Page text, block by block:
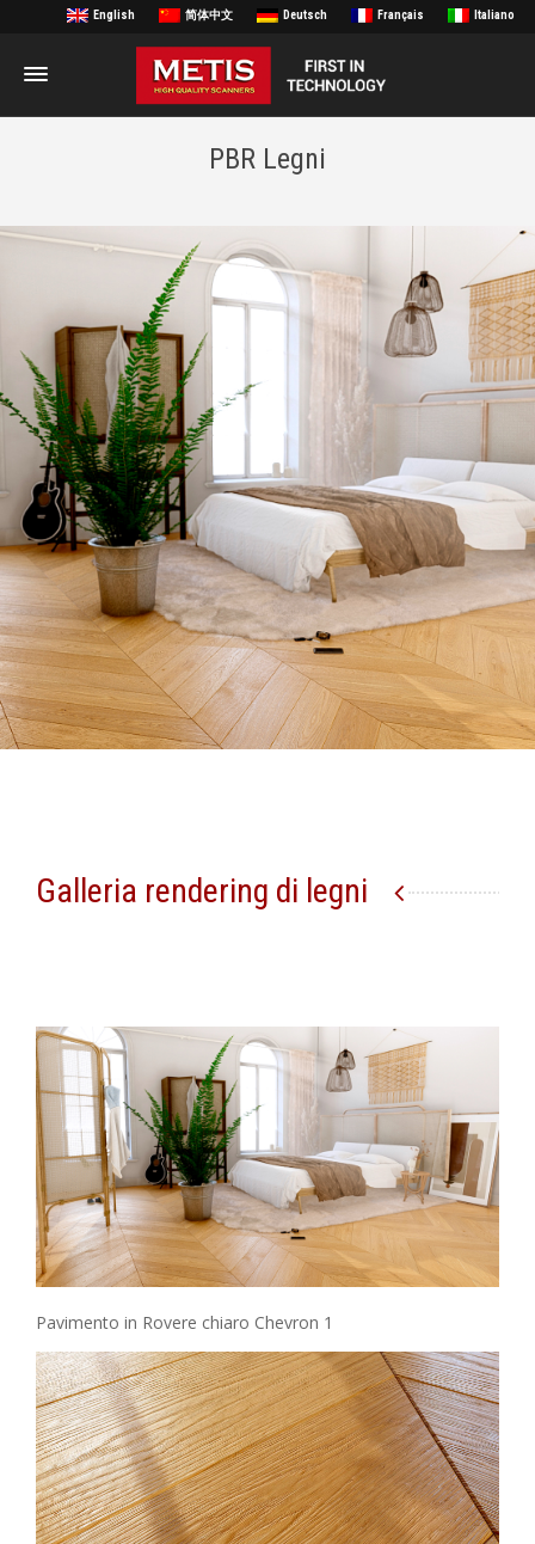
English 简体中文 Deutsch Français Italiano
PBR Legni
Galleria rendering di legni
Pavimento in Rovere chiaro Chevron 1